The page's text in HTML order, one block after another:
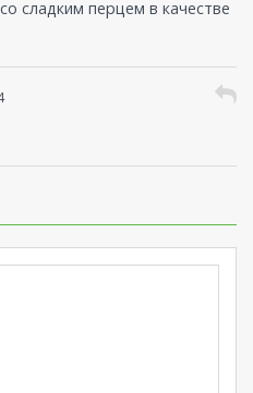
сладким перцем в качестве